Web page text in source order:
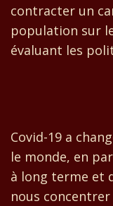
contracter un
population sur
évaluant les
Covid-19 a
le monde, en
à long terme et
nous